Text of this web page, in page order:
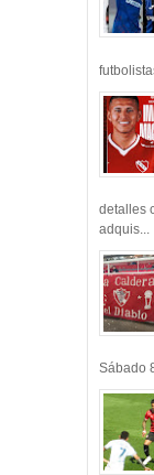
detalles
adquis...
Sábado